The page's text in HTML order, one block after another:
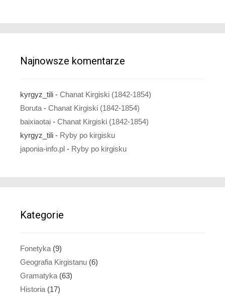
Najnowsze komentarze
kyrgyz_tili - Chanat Kirgiski (1842-1854)
Boruta - Chanat Kirgiski (1842-1854)
baixiaotai - Chanat Kirgiski (1842-1854)
kyrgyz_tili - Ryby po kirgisku
japonia-info.pl - Ryby po kirgisku
Kategorie
Fonetyka (9)
Geografia Kirgistanu (6)
Gramatyka (63)
Historia (17)